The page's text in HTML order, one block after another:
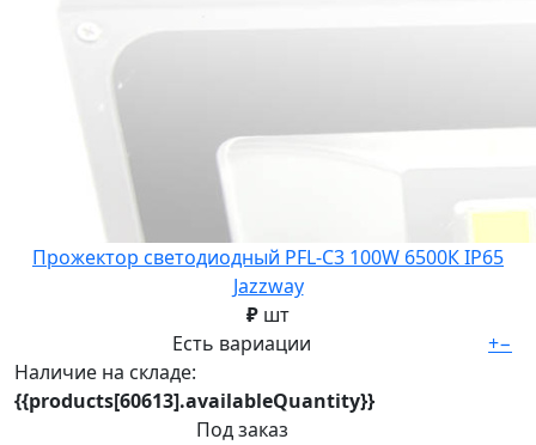
Прожектор светодиодный PFL-C3 100W 6500К IP65
Jazzway
₽ шт
Есть вариации
Наличие на складе:
{{products[60613].availableQuantity}}
Под заказ
+−